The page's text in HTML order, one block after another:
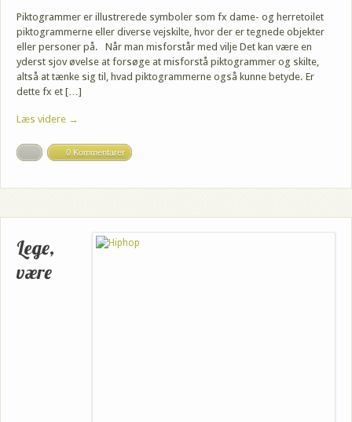
Piktogrammer er illustrerede symboler som fx dame- og herretoilet
piktogrammerne eller diverse vejskilte, hvor der er tegnede objekter
eller personer på. Når man misforstår med vilje Det kan være en
yderst sjov øvelse at forsøge at misforstå piktogrammer og skilte,
altså at tænke sig til, hvad piktogrammerne også kunne betyde. Er
dette fx et […]
Læs videre →
0 Kommentarer
Lege,
være